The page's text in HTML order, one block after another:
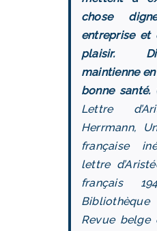
chose
entreprise et
plaisir.
maintienne
bonne santé.
Lettre
Herrmann,
française
lettre
français
Revue belge